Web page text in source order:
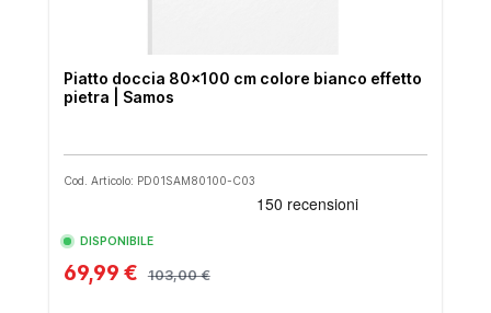
Piatto doccia 80x100 cm colore bianco effetto
pietra | Samos
Cod. Articolo: PD01SAM80100-C03
DISPONIBILE
69,99 € 103,00 €